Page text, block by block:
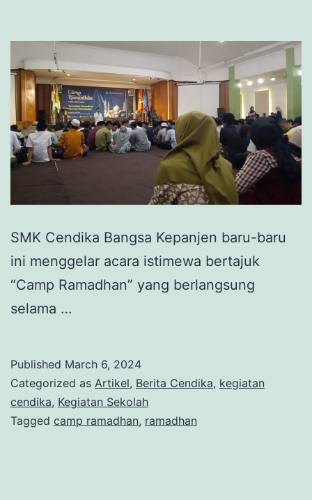
SMK Cendika Bangsa Kepanjen baru-baru
ini menggelar acara istimewa bertajuk
“Camp Ramadhan” yang berlangsung
selama …
Published March 6, 2024
Categorized as Artikel, Berita Cendika, kegiatan
cendika, Kegiatan Sekolah
Tagged camp ramadhan, ramadhan